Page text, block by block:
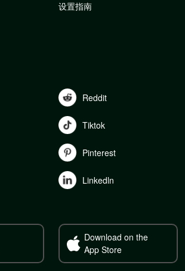
设置指南
Reddit
Tiktok
Pinterest
Linkedln
Download on the
App Store